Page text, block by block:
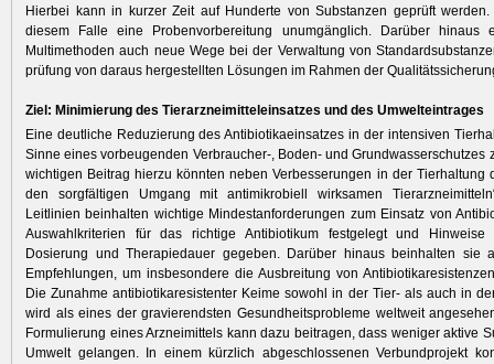
Hierbei kann in kurzer Zeit auf Hunderte von Substanzen geprüft
diesem Falle eine Probenvorbereitung unumgänglich. Darüber hinaus
Multimethoden auch neue Wege bei der Verwaltung von
prüfung von daraus hergestellten Lösungen im Rahmen der
Ziel: Minimierung des Tierarzneimitteleinsatzes und des Umwelteintrages
Eine deutliche Reduzierung des Antibiotika­einsatzes in der intensiven
Sinne eines vorbeugenden Verbraucher-, ­Boden- und Grundwasserschutzes
wichtigen Beitrag hierzu könnten neben Verbesserungen in der Tierhaltung
den sorgfältigen Umgang mit anti­mikrobiell wirksamen
Leitlinien beinhalten wichtige Mindestanforderungen zum Einsatz von
Auswahlkriterien für das richtige Anti­biotikum festgelegt und
Dosierung und Therapiedauer gegeben. Darüber hinaus beinhalten sie
Empfehlungen, um insbesondere die Ausbreitung von
Die Zunahme antibiotikaresistenter Keime sowohl in der Tier- als auch in
wird als eines der gravierendsten Gesundheitsprobleme weltweit
Formulierung eines Arzneimittels kann dazu beitragen, dass weniger aktive
Umwelt gelangen. In einem kürzlich abgeschlossenen Verbundprojekt